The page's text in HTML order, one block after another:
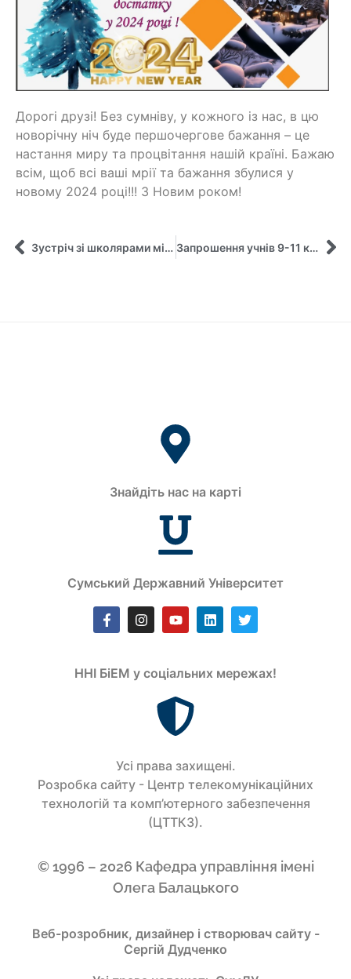
Дорогі друзі! Без сумніву, у кожного із нас, в цю
новорічну ніч буде першочергове бажання – це
настання миру та процвітання нашій країні. Бажаю
всім, щоб всі ваші мрії та бажання збулися у
новому 2024 році!!! З Новим роком!
Зустріч зі школярами міста на перегляді сучасних фільмів, що розкривають особливості становлення та розвитку менеджерів Запрошення учнів 9-11 класів на цикл тренінгів
Знайдіть нас на карті
Сумський Державний Університет
ННІ БіЕМ у соціальних мережах!
Усi права захищенi.
Розробка сайту - Центр телекомунікаційних
технологій та комп’ютерного забезпечення
(ЦТТКЗ).
© 1996 – 2026 Кафедра управління імені
Олега Балацького
Веб-розробник, дизайнер і створювач сайту -
Сергій Дудченко